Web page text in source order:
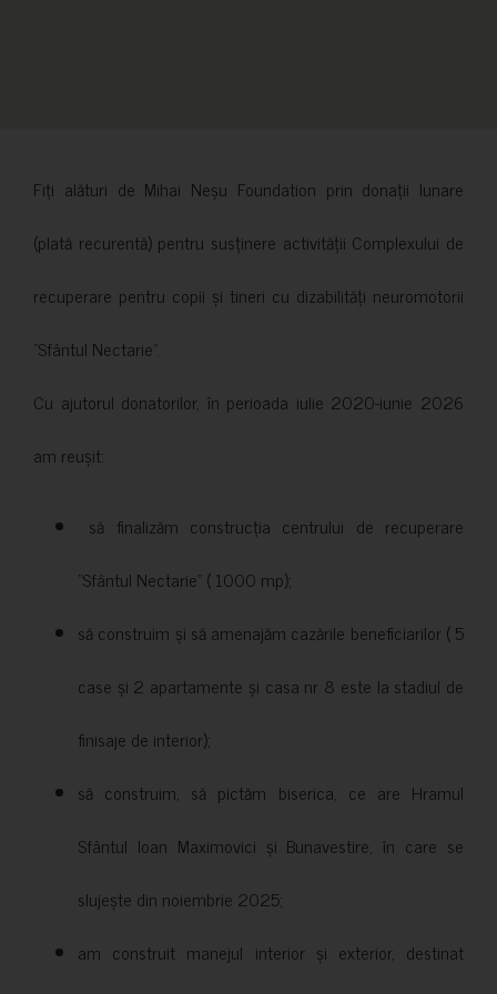
Fiți alături de Mihai Neșu Foundation prin donații lunare
(plată recurentă) pentru susținere activității Complexului de
recuperare pentru copii și tineri cu dizabilități neuromotorii
”Sfântul Nectarie”.
Cu ajutorul donatorilor, în perioada iulie 2020-iunie 2026
am reușit:
să finalizăm construcția centrului de recuperare
”Sfântul Nectarie” ( 1000 mp);
să construim și să amenajăm cazările beneficiarilor ( 5
case și 2 apartamente și casa nr 8 este la stadiul de
finisaje de interior);
să construim, să pictăm biserica, ce are Hramul
Sfântul Ioan Maximovici și Bunavestire, în care se
slujește din noiembrie 2025;
am construit manejul interior și exterior, destinat